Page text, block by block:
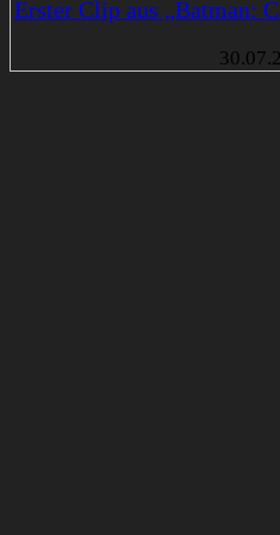
Erster Clip aus „Batman: